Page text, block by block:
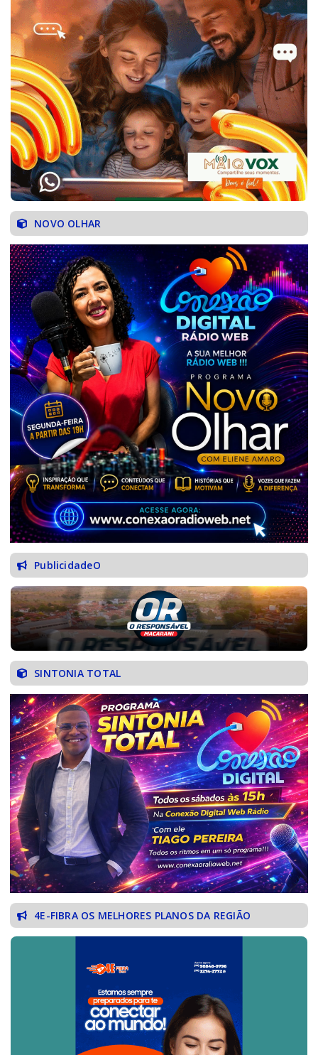
NOVO OLHAR
PublicidadeO
SINTONIA TOTAL
4E-FIBRA OS MELHORES PLANOS DA REGIÃO